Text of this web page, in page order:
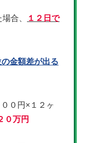
合、
１２日で
金額差が出る
０円×１２ヶ
０万円